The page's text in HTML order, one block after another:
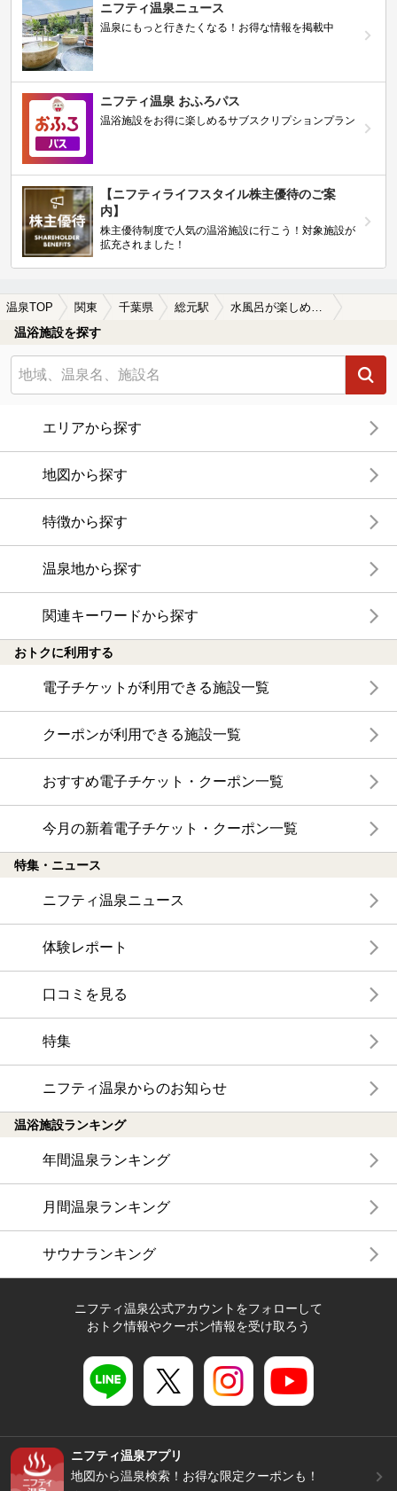
ニフティ温泉ニュース
温泉にもっと行きたくなる！お得な情報を掲載中
ニフティ温泉 おふろパス
温浴施設をお得に楽しめるサブスクリプションプラン
【ニフティライフスタイル株主優待のご案
内】
株主優待制度で人気の温浴施設に行こう！対象施設が
拡充されました！
温泉TOP 関東 千葉県 総元駅 水風呂が楽しめる総元駅近くの温泉、日帰り温泉、スーパー銭湯おすすめ
温浴施設を探す
エリアから探す
地図から探す
特徴から探す
温泉地から探す
関連キーワードから探す
おトクに利用する
電子チケットが利用できる施設一覧
クーポンが利用できる施設一覧
おすすめ電子チケット・クーポン一覧
今月の新着電子チケット・クーポン一覧
特集・ニュース
ニフティ温泉ニュース
体験レポート
口コミを見る
特集
ニフティ温泉からのお知らせ
温浴施設ランキング
年間温泉ランキング
月間温泉ランキング
サウナランキング
ニフティ温泉公式アカウントをフォローして
おトク情報やクーポン情報を受け取ろう
ニフティ温泉アプリ
地図から温泉検索！お得な限定クーポンも！